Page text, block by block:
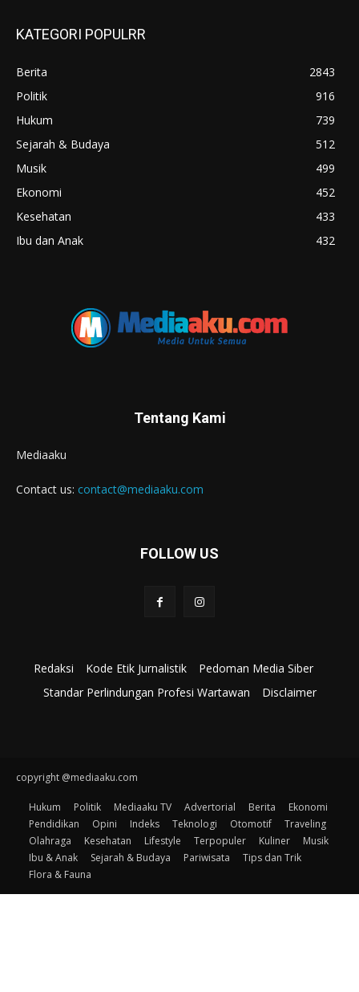
KATEGORI POPULRR
Berita
2843
Politik
916
Hukum
739
Sejarah & Budaya
512
Musik
499
Ekonomi
452
Kesehatan
433
Ibu dan Anak
432
Tentang Kami
Mediaaku
Contact us: contact@mediaaku.com
FOLLOW US
Redaksi Kode Etik Jurnalistik
Pedoman Media Siber
Standar Perlindungan Profesi Wartawan
Disclaimer
copyright @mediaaku.com
Hukum Politik Mediaaku TV Advertorial Berita
Ekonomi
Pendidikan
Opini Indeks Teknologi Otomotif
Traveling
Olahraga
Kesehatan Lifestyle Terpopuler Kuliner
Musik
Ibu & Anak
Sejarah & Budaya Pariwisata
Tips dan Trik
Flora & Fauna